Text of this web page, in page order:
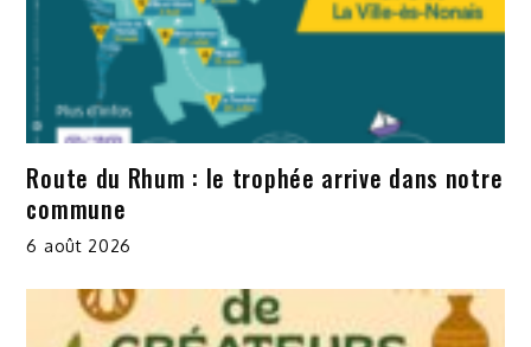
Route du Rhum : le trophée arrive dans notre
commune
6 août 2026